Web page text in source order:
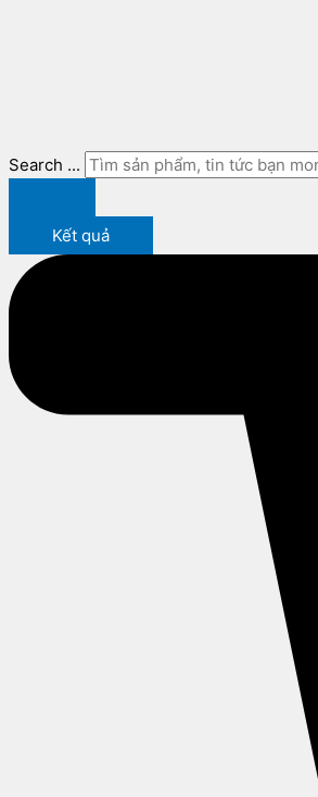
Search ...
Kết quả